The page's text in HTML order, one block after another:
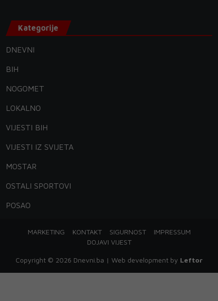
Kategorije
DNEVNI
BIH
NOGOMET
LOKALNO
VIJESTI BIH
VIJESTI IZ SVIJETA
MOSTAR
OSTALI SPORTOVI
POSAO
MARKETING KONTAKT SIGURNOST
IMPRESSUM
DOJAVI VIJEST
Copyright © 2026 Dnevni.ba | Web development by Leftor